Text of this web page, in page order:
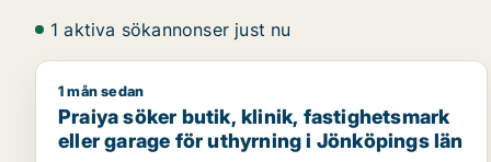
1 aktiva sökannonser just nu
Praiya söker butik, klinik, fastighetsmark eller
1 mån sedan
Praiya söker butik, klinik, fastighetsmark
eller garage för uthyrning i Jönköpings län